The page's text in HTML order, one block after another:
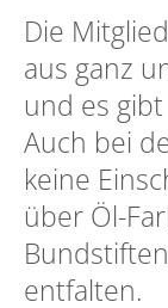
Die
aus ganz
und es
Auch bei
keine
über Öl-
entfalten.